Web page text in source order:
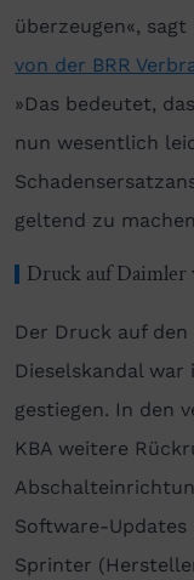
überzeugen«,
von der BRR
»Das bedeutet,
nun wesentlich
geltend zu
Druck auf Daimler
Der Druck auf
Dieselskandal
gestiegen. In den
KBA weitere
Software-Updates
Sprinter